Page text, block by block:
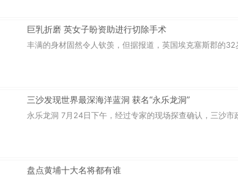
巨乳折磨 英女子盼资助进行切除手术
丰满的身材固然令人钦羡，但据报道，英国埃克塞斯郡的
三沙发现世界最深海洋蓝洞 获名“永乐龙洞”
永乐龙洞 7月24日下午，经过专家的现场探查确认，三沙市
盘点黄埔十大名将都有谁